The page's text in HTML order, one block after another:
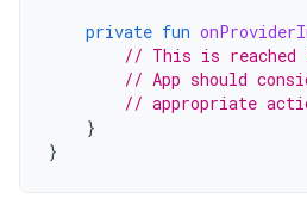
private fun
// This is reached
// App should
// appropriate
}
}